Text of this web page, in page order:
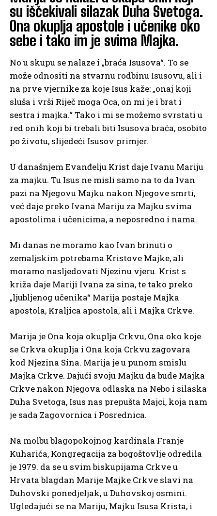
su iščekivali silazak Duha Svetoga.
Ona okuplja apostole i učenike oko
sebe i tako im je svima Majka.
No u skupu se nalaze i „braća Isusova“. To se
može odnositi na stvarnu rodbinu Isusovu, ali i
na prve vjernike za koje Isus kaže: „onaj koji
sluša i vrši Riječ moga Oca, on mi je i brat i
sestra i majka.“ Tako i mi se možemo svrstati u
red onih koji bi trebali biti Isusova braća, osobito
po životu, slijedeći Isusov primjer.
U današnjem Evanđelju Krist daje Ivanu Mariju
za majku. Tu Isus ne misli samo na to da Ivan
pazi na Njegovu Majku nakon Njegove smrti,
već daje preko Ivana Mariju za Majku svima
apostolima i učenicima, a neposredno i nama.
Mi danas ne moramo kao Ivan brinuti o
zemaljskim potrebama Kristove Majke, ali
moramo nasljedovati Njezinu vjeru. Krist s
križa daje Mariji Ivana za sina, te tako preko
„ljubljenog učenika“ Marija postaje Majka
apostola, Kraljica apostola, ali i Majka Crkve.
Marija je Ona koja okuplja Crkvu, Ona oko koje
se Crkva okuplja i Ona koja Crkvu zagovara
kod Njezina Sina. Marija je u punom smislu
Majka Crkve. Dajući svoju Majku da bude Majka
Crkve nakon Njegova odlaska na Nebo i silaska
Duha Svetoga, Isus nas prepušta Majci, koja nam
je sada Zagovornica i Posrednica.
Na molbu blagopokojnog kardinala Franje
Kuharića, Kongregacija za bogoštovlje odredila
je 1979. da se u svim biskupijama Crkve u
Hrvata blagdan Marije Majke Crkve slavi na
Duhovski ponedjeljak, u Duhovskoj osmini.
Ugledajući se na Mariju, Majku Isusa Krista, i